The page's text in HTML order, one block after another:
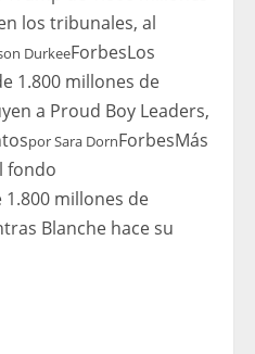
los tribunales, al
DurkeeForbesLos
1.800 millones de
a Proud Boy Leaders,
porSara DornForbesMás
fondo
1.800 millones de
Blanche hace su